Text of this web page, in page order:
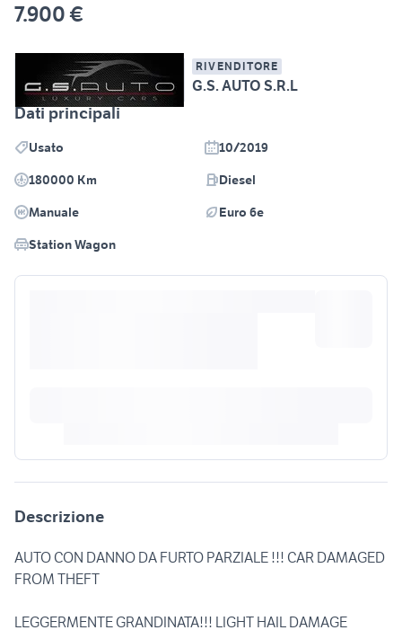
7.900 €
RIVENDITORE
G.S. AUTO S.R.L
Dati principali
Usato
10/2019
180000 Km
Diesel
Manuale
Euro 6e
Station Wagon
Descrizione
AUTO CON DANNO DA FURTO PARZIALE !!! CAR DAMAGED
FROM THEFT
LEGGERMENTE GRANDINATA!!! LIGHT HAIL DAMAGE